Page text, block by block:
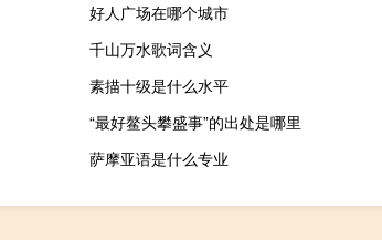
好人广场在哪个城市
千山万水歌词含义
素描十级是什么水平
“最好鳌头攀盛事”的出处是哪里
萨摩亚语是什么专业